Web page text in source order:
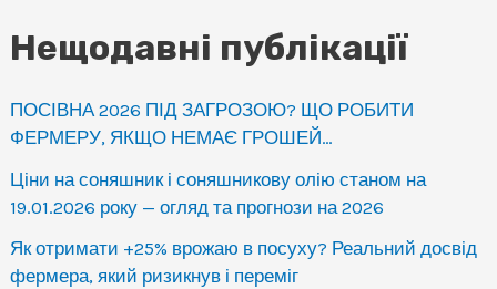
Нещодавні публікації
ПОСІВНА 2026 ПІД ЗАГРОЗОЮ? ЩО РОБИТИ
ФЕРМЕРУ, ЯКЩО НЕМАЄ ГРОШЕЙ…
Ціни на соняшник і соняшникову олію станом на
19.01.2026 року — огляд та прогнози на 2026
Як отримати +25% врожаю в посуху? Реальний досвід
фермера, який ризикнув і переміг